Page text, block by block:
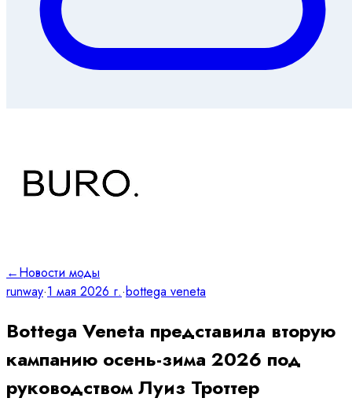
←Новости моды
runway·1 мая 2026 г.·bottega veneta
Bottega Veneta представила вторую
кампанию осень-зима 2026 под
руководством Луиз Троттер